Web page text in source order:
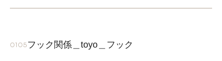
0105フック関係＿toyo＿フック